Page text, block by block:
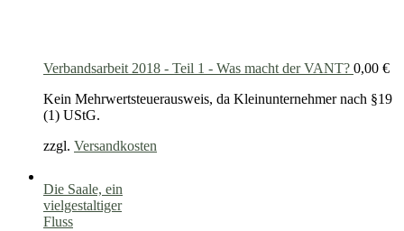
Verbandsarbeit 2018 - Teil 1 - Was macht der VANT? 0,00 €
Kein Mehrwertsteuerausweis, da Kleinunternehmer nach §19
(1) UStG.
zzgl. Versandkosten
Die Saale, ein
vielgestaltiger
Fluss